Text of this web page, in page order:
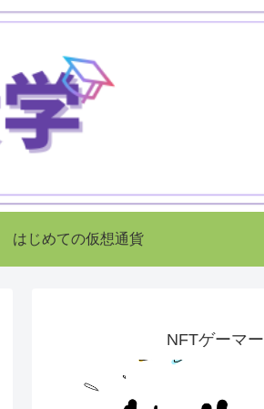
はじめての仮想通貨
NFTゲーマー